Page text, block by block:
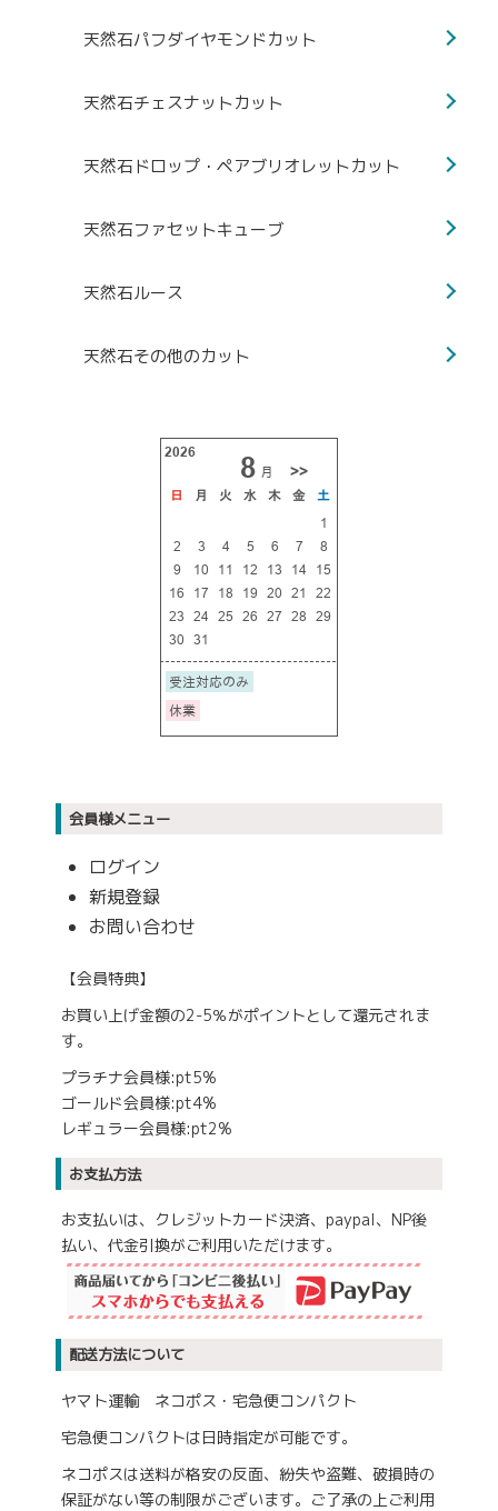
天然石パフダイヤモンドカット
天然石チェスナットカット
天然石ドロップ・ペアブリオレットカット
天然石ファセットキューブ
天然石ルース
天然石その他のカット
会員様メニュー
ログイン
新規登録
お問い合わせ
【会員特典】
お買い上げ金額の2-5％がポイントとして還元されま
す。
プラチナ会員様:pt5%
ゴールド会員様:pt4%
レギュラー会員様:pt2%
お支払方法
お支払いは、クレジットカード決済、paypal、NP後
払い、代金引換がご利用いただけます。
配送方法について
ヤマト運輸 ネコポス・宅急便コンパクト
宅急便コンパクトは日時指定が可能です。
ネコポスは送料が格安の反面、紛失や盗難、破損時の
保証がない等の制限がございます。ご了承の上ご利用